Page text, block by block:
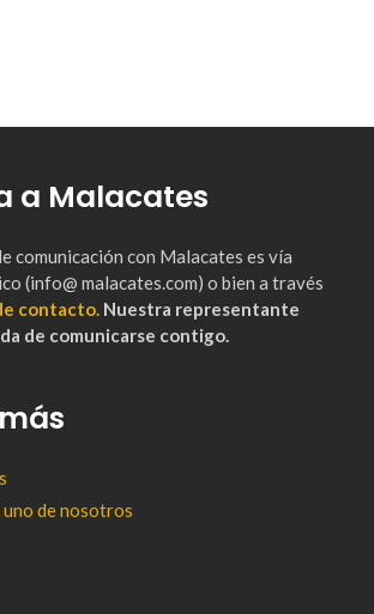
a Malacates
comunicación con Malacates es vía
(info@ malacates.com) o bien a través
contacto. Nuestra representante
de comunicarse contigo.
de nosotros